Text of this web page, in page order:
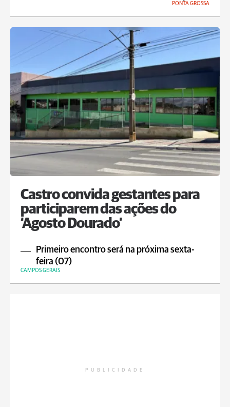
PONTA GROSSA
Castro convida gestantes para
participarem das ações do
‘Agosto Dourado’
Primeiro encontro será na próxima sexta-
feira (07)
CAMPOS GERAIS
PUBLICIDADE